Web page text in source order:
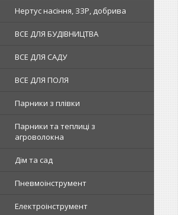
Нертус насіння, ЗЗР, добрива
ВСЕ ДЛЯ БУДІВНИЦТВА
ВСЕ ДЛЯ САДУ
ВСЕ ДЛЯ ПОЛЯ
Парники з плівки
Парники та теплиці з
агроволокна
Дім та сад
Пневмоінструмент
Електроінструмент